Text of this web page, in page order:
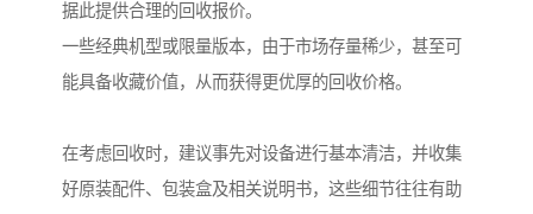
据此提供合理的回收报价。
一些经典机型或限量版本，由于市场存量稀少，甚至可
能具备收藏价值，从而获得更优厚的回收价格。
在考虑回收时，建议事先对设备进行基本清洁，并收集
好原装配件、包装盒及相关说明书，这些细节往往有助